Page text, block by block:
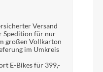
Versand
Spedition für nur
großen Vollkarton
im Umkreis
E-Bikes für 399,-